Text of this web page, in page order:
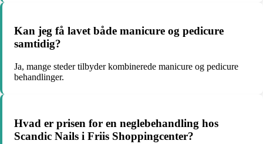
Kan jeg få lavet både manicure og pedicure
samtidig?
Ja, mange steder tilbyder kombinerede manicure og pedicure
behandlinger.
Hvad er prisen for en neglebehandling hos
Scandic Nails i Friis Shoppingcenter?